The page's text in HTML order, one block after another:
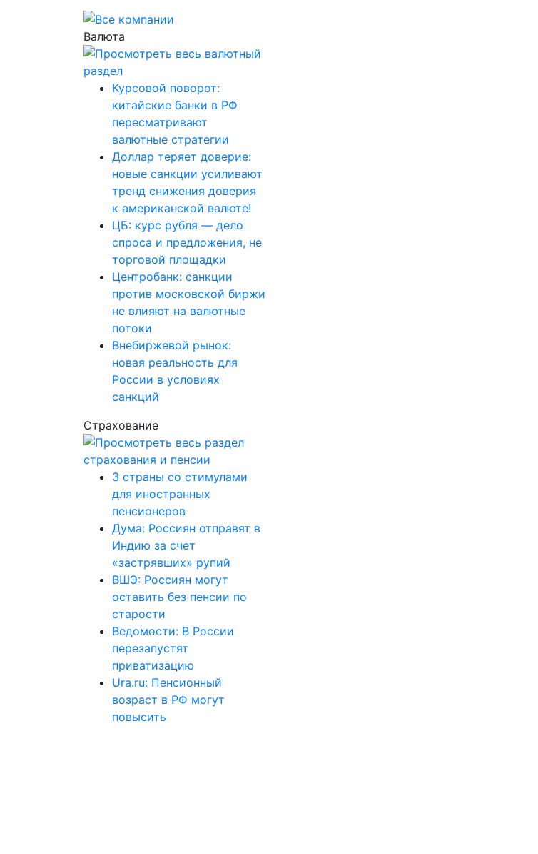
Валюта
Курсовой поворот:
китайские банки в РФ
пересматривают
валютные стратегии
Доллар теряет доверие:
новые санкции усиливают
тренд снижения доверия
к американской валюте!
ЦБ: курс рубля — дело
спроса и предложения, не
торговой площадки
Центробанк: санкции
против московской биржи
не влияют на валютные
потоки
Внебиржевой рынок:
новая реальность для
России в условиях
санкций
Страхование
3 страны со стимулами
для иностранных
пенсионеров
Дума: Россиян отправят в
Индию за счет
«застрявших» рупий
ВШЭ: Россиян могут
оставить без пенсии по
старости
Ведомости: В России
перезапустят
приватизацию
Ura.ru: Пенсионный
возраст в РФ могут
повысить